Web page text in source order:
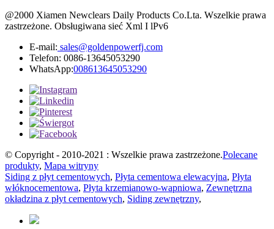
@2000 Xiamen Newclears Daily Products Co.Lta. Wszelkie prawa
zastrzeżone. Obsługiwana sieć Xml I lPv6
E-mail: sales@goldenpowerfj.com
Telefon: 0086-13645053290
WhatsApp:008613645053290
© Copyright - 2010-2021 : Wszelkie prawa zastrzeżone.Polecane
produkty, Mapa witryny
Siding z płyt cementowych, Płyta cementowa elewacyjna, Płyta
włóknocementowa, Płyta krzemianowo-wapniowa, Zewnętrzna
okładzina z płyt cementowych, Siding zewnętrzny,